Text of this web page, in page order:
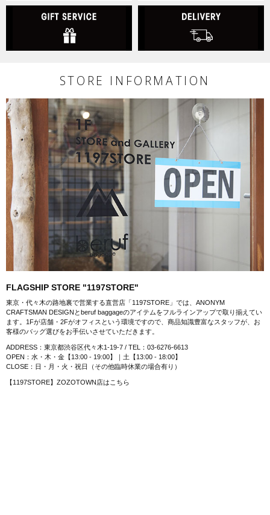
STORE INFORMATION
FLAGSHIP STORE "1197STORE"
東京・代々木の路地裏で営業する直営店「1197STORE」では、ANONYM
CRAFTSMAN DESIGNとberuf baggageのアイテムをフルラインアップで取り揃えてい
ます。1Fが店舗・2Fがオフィスという環境ですので、商品知識豊富なスタッフが、お
客様のバッグ選びをお手伝いさせていただきます。
ADDRESS：東京都渋谷区代々木1-19-7 / TEL：03-6276-6613
OPEN：水・木・金【13:00 - 19:00】｜土【13:00 - 18:00】
CLOSE：日・月・火・祝日（その他臨時休業の場合有り）
【1197STORE】ZOZOTOWN店はこちら